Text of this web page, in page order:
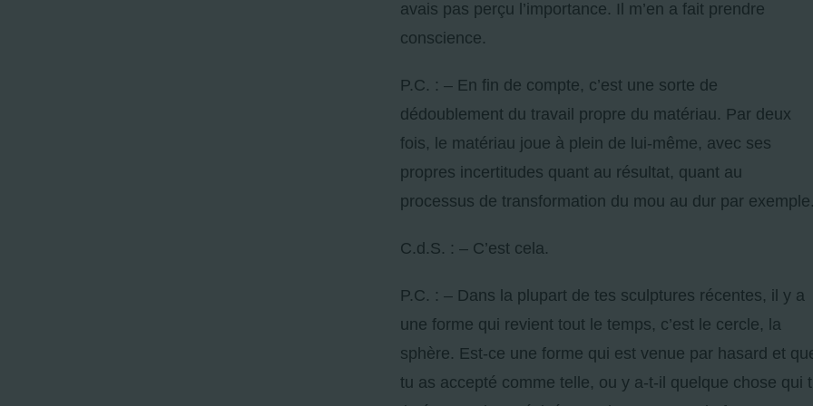
avais pas perçu l’importance. Il m’en a fait prendre
conscience.
P.C. : – En fin de compte, c’est une sorte de
dédoublement du travail propre du matériau. Par deux
fois, le matériau joue à plein de lui-même, avec ses
propres incertitudes quant au résultat, quant au
processus de transformation du mou au dur par
C.d.S. : – C’est cela.
P.C. : – Dans la plupart de tes sculptures récentes, il y a
une forme qui revient tout le temps, c’est le cercle, la
sphère. Est-ce une forme qui est venue par hasard et
tu as accepté comme telle, ou y a-t-il quelque chose qui t